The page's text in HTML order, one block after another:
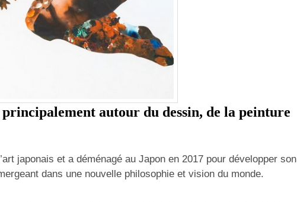
autour du dessin, de la peinture
japonais et a déménagé au Japon en 2017 pour développer son
dans une nouvelle philosophie et vision du monde.